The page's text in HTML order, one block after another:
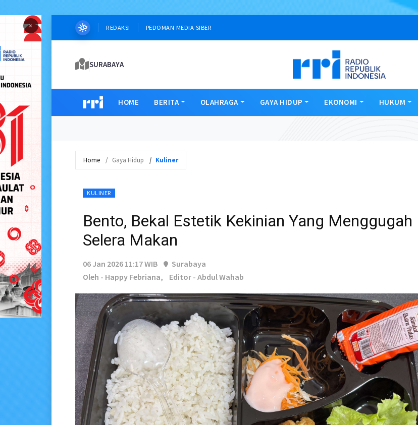
× REDAKSI PEDOMAN MEDIA SIBER
SURABAYA
HOME BERITA OLAHRAGA GAYA HIDUP EKONOMI HUKUM
Home Gaya Hidup Kuliner
KULINER
Bento, Bekal Estetik Kekinian Yang Menggugah
Selera Makan
06 Jan 2026 11:17 WIB
Surabaya
Oleh - Happy Febriana,
Editor - Abdul Wahab